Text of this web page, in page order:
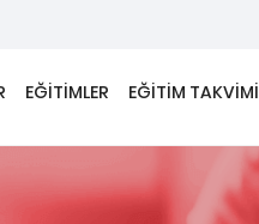
EĞİTİMLER EĞİTİM TAKVİMİ